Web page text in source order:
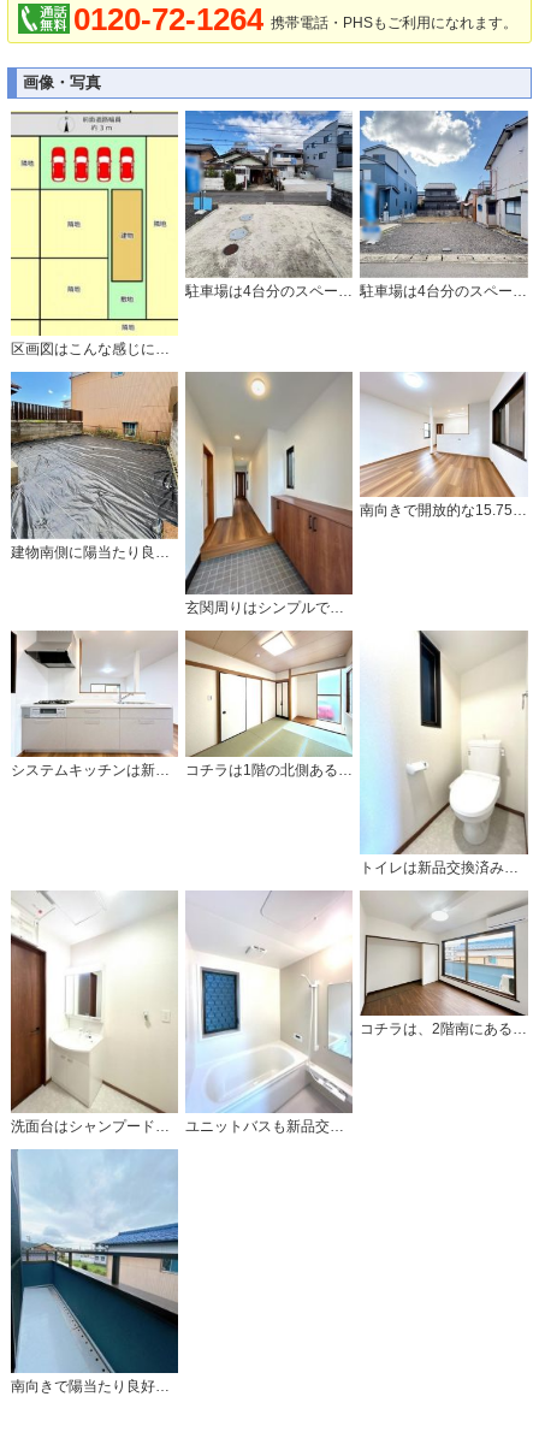
0120-72-1264 携帯電話・PHSもご利用になれます。
画像・写真
駐車場は4台分のスペースがあります。 駐車場は4台分のスペースがあります。
建物南側に陽当たり良好な広いお庭です。
玄関周りはシンプルで暖かみがあります。
南向きで開放的な15.75帖のリビング。
洗面台はシャンプードレッサー仕様です。 ユニットバスも新品交換済みです。
コチラは、2階南にある洋室になります。
南向きで陽当たり良好なバルコニーです。